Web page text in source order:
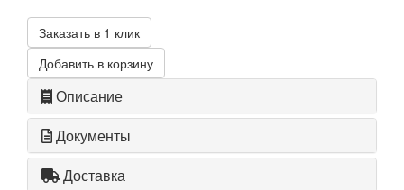
Заказать в 1 клик
Добавить в корзину
Описание
Документы
Доставка